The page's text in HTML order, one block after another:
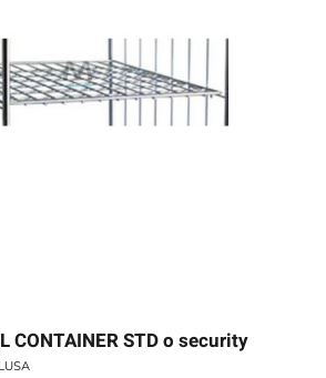
CONTAINER STD o security